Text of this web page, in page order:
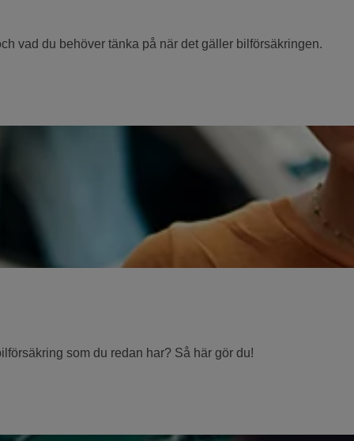
vad du behöver tänka på när det gäller bilförsäkringen.
som du redan har? Så här gör du!